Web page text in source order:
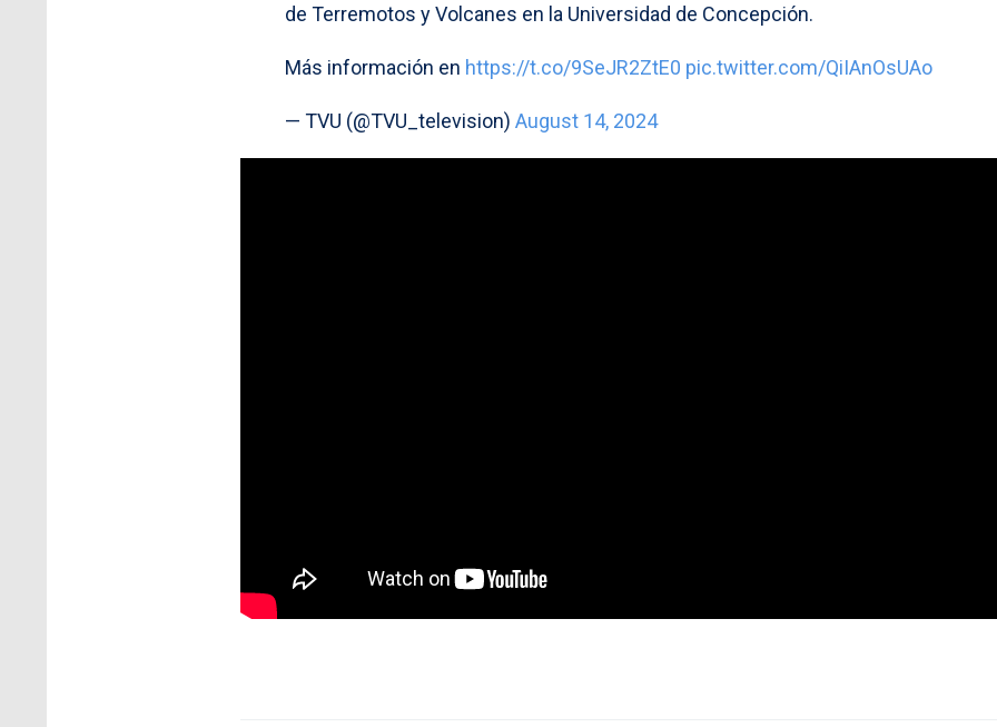
de Terremotos y Volcanes en la Universidad de Concepción.
Más información en https://t.co/9SeJR2ZtE0 pic.twitter.com/QiIAnOsUAo
— TVU (@TVU_television) August 14, 2024